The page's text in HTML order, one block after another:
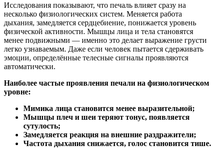
Исследования показывают, что печаль влияет сразу на
несколько физиологических систем. Меняется работа
дыхания, замедляется сердцебиение, понижается уровень
физической активности. Мышцы лица и тела становятся
менее подвижными — именно это делает выражение грусти
легко узнаваемым. Даже если человек пытается сдерживать
эмоции, определённые телесные сигналы проявляются
автоматически.
Наиболее частые проявления печали на физиологическом
уровне:
Мимика лица становится менее выразительной;
Мышцы плеч и шеи теряют тонус, появляется
сутулость;
Замедляется реакция на внешние раздражители;
Частота дыхания снижается, голос становится тише.